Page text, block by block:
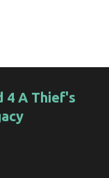
4 A Thief's